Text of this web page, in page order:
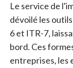
Le service de
dévoilé les
6 et ITR-7,
bord. Ces
entreprises, les